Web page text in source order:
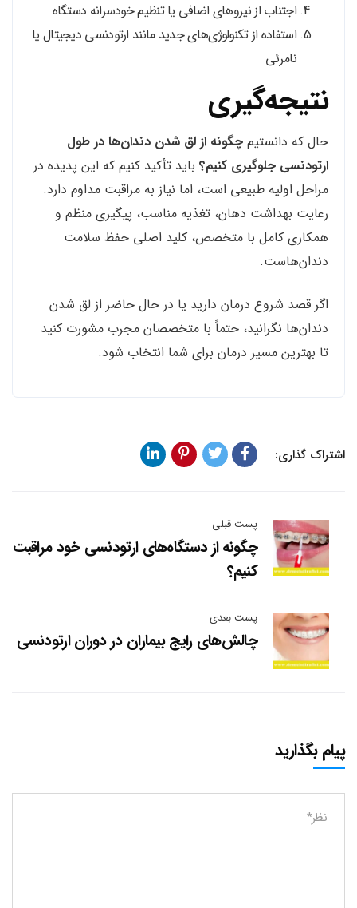
اجتناب از نیروهای اضافی یا تنظیم خودسرانه دستگاه
استفاده از تکنولوژی‌های جدید مانند ارتودنسی دیجیتال یا
نامرئی
نتیجه‌گیری
حال که دانستیم چگونه از لق شدن دندان‌ها در طول
ارتودنسی جلوگیری کنیم؟ باید تأکید کنیم که این پدیده در
مراحل اولیه طبیعی است، اما نیاز به مراقبت مداوم دارد.
رعایت بهداشت دهان، تغذیه مناسب، پیگیری منظم و
همکاری کامل با متخصص، کلید اصلی حفظ سلامت
دندان‌هاست.
اگر قصد شروع درمان دارید یا در حال حاضر از لق شدن
دندان‌ها نگرانید، حتماً با متخصصان مجرب مشورت کنید
تا بهترین مسیر درمان برای شما انتخاب شود.
اشتراک گذاری:
پست قبلی
چگونه از دستگاه‌های ارتودنسی خود مراقبت
کنیم؟
پست بعدی
چالش‌های رایج بیماران در دوران ارتودنسی
پیام بگذارید